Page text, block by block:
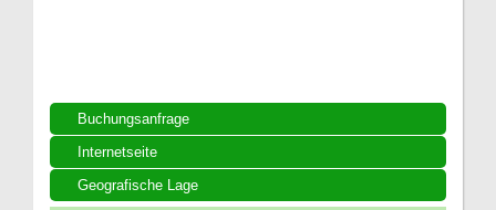
Buchungsanfrage
Internetseite
Geografische Lage